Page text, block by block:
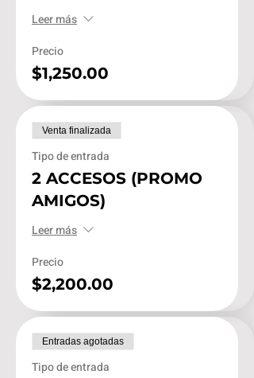
Leer más
Precio
$1,250.00
Venta finalizada
Tipo de entrada
2 ACCESOS (PROMO
AMIGOS)
Leer más
Precio
$2,200.00
Entradas agotadas
Tipo de entrada